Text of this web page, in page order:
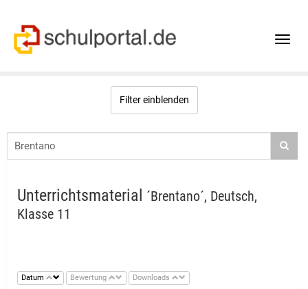
Toggle
Filter einblenden
Unterrichtsmaterial ´Brentano´, Deutsch,
Klasse 11
Datum Bewertung Downloads